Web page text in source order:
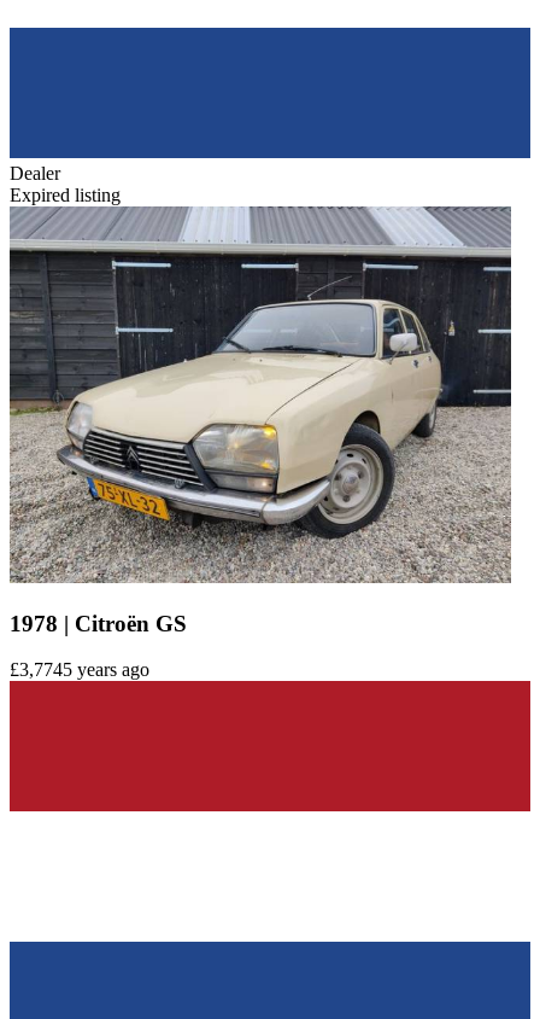
Dealer
Expired listing
1978 | Citroën GS
£3,7745 years ago